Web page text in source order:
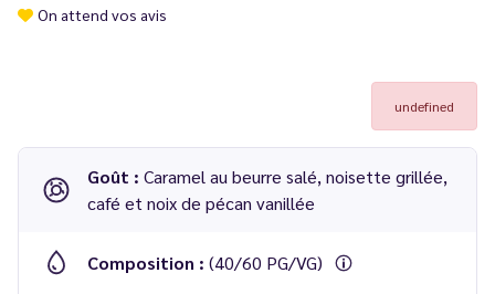
On attend vos avis
undefined
Goût : Caramel au beurre salé, noisette grillée,
café et noix de pécan vanillée
Composition : (40/60 PG/VG)